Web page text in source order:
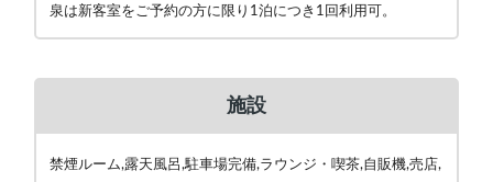
泉は新客室をご予約の方に限り1泊につき1回利用可。
施設
禁煙ルーム,露天風呂,駐車場完備,ラウンジ・喫茶,自販機,売店,